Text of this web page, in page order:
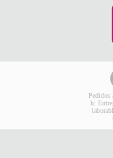
Pedidos
h: